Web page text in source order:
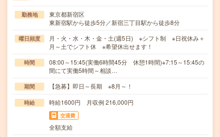
勤務地
東京都新宿区
東新宿駅から徒歩5分／新宿三丁目駅から徒歩8分
曜日頻度
月・火・水・木・金・土(週5日) ※シフト制 ※日祝休み＋
月～土でシフト休 ※希望休出せます！
時間
08:00～15:45(実働6時間45分 休憩1時間)※7:15～15:45の
間にて実働5時間～相談…
期間 【急募】即日～長期 ※8月～！
時給 時給1600円 月収例 216,000円
交通費
全額支給